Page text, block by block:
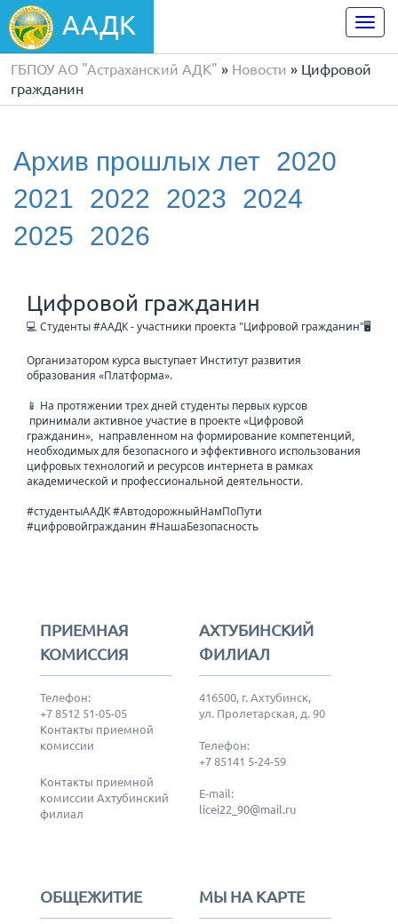
ААДК
ГБПОУ АО "Астраханский АДК" » Новости » Цифровой
гражданин
Архив прошлых лет 2020
2021
2022 2023
2024
2025
2026
Цифровой гражданин
💻 Студенты #ААДК - участники проекта "Цифровой гражданин"🖥
Организатором курса выступает Институт развития
образования «Платформа».
📱 На протяжении трех дней студенты первых курсов
принимали активное участие в проекте «Цифровой
гражданин», направленном на формирование компетенций,
необходимых для безопасного и эффективного использования
цифровых технологий и ресурсов интернета в рамках
академической и профессиональной деятельности.
#студентыААДК #АвтодорожныйНамПоПути
#цифровойгражданин #НашаБезопасность
ПРИЕМНАЯ
КОМИССИЯ
Телефон:
+7 8512 51-05-05
Контакты приемной
комиссии
Контакты приемной
комиссии Ахтубинский
филиал
АХТУБИНСКИЙ
ФИЛИАЛ
416500, г. Ахтубинск,
ул. Пролетарская, д. 90
Телефон:
+7 85141 5-24-59
E-mail:
licei22_90@mail.ru
ОБЩЕЖИТИЕ МЫ НА КАРТЕ